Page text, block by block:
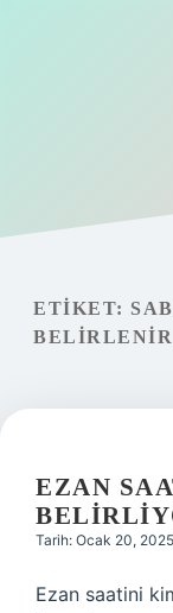
Gizlilik Politikası
Hakkımızda
ETIKET:
BELIRLENIR
EZAN
Tarih: Ocak 20, 2025
Ezan saatini